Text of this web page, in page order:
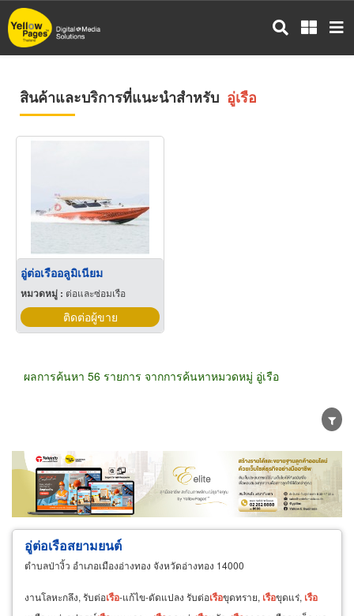
ข้าม
ไป
สินค้าและบริการที่แนะนำสำหรับ อู่เรือ
อู่ต่อเรืออลูมิเนียม
หมวดหมู่ : ต่อและซ่อมเรือ
ติดต่อผู้ขาย
ผลการค้นหา 56 รายการ จากการค้นหาหมวดหมู่ อู่เรือ
ขายส่ง ขายปลีก ผู้ผลิต
ตัวแทนจัดจำหน่าย
ผู้ส่งออก/นำเข้า
ธุรกิจบริการ
อู่ต่อเรือสยามยนต์
ตำบลป่างิ้ว อำเภอเมืองอ่างทอง จังหวัดอ่างทอง 14000
งานโลหะกลึง, รับต่อเรือ-แก้ไข-ดัดแปลง รับต่อเรือขุดทราย, เรือขุดแร่, เรือ